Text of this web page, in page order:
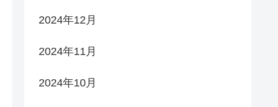
2024年12月
2024年11月
2024年10月